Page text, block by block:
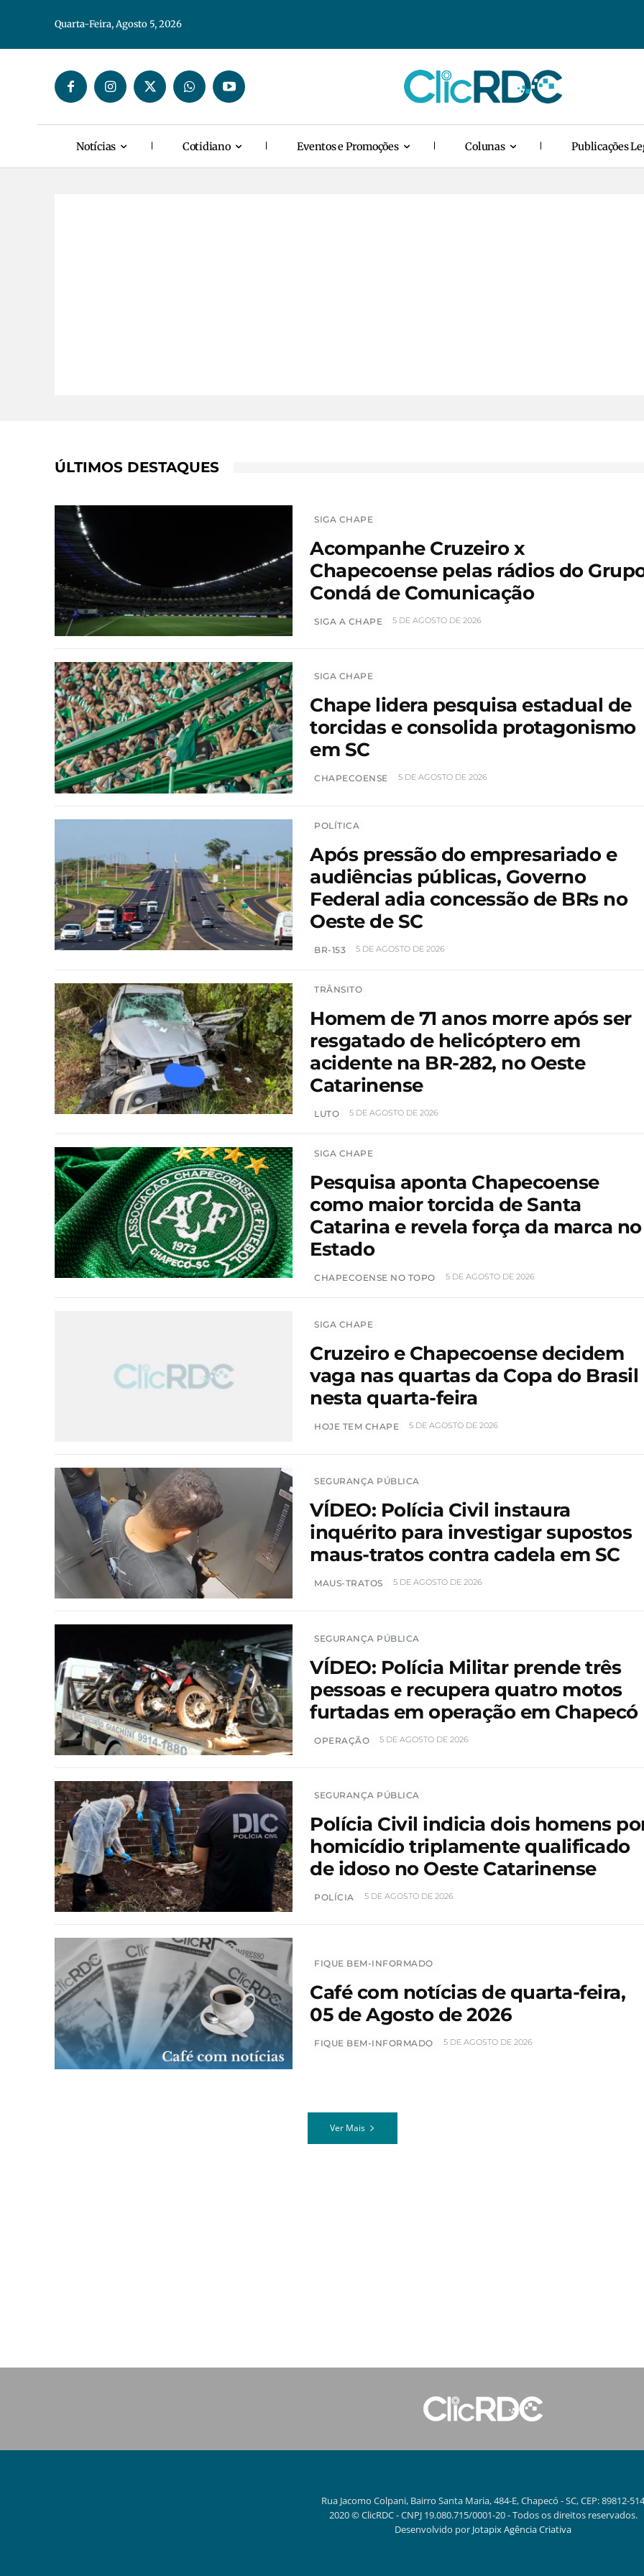
Quarta-Feira, Agosto 5, 2026
Notícias Cotidiano Eventos e Promoções Colunas Publicações
ÚLTIMOS DESTAQUES
SIGA CHAPE
Acompanhe Cruzeiro x
Chapecoense pelas rádios do
Condá de Comunicação
SIGA A CHAPE 5 DE AGOSTO DE 2026
SIGA CHAPE
Chape lidera pesquisa estadual de
torcidas e consolida protagonismo
em SC
CHAPECOENSE 5 DE AGOSTO DE 2026
POLÍTICA
Após pressão do empresariado e
audiências públicas, Governo
Federal adia concessão de BRs no
Oeste de SC
BR-153 5 DE AGOSTO DE 2026
TRÂNSITO
Homem de 71 anos morre após ser
resgatado de helicóptero em
acidente na BR-282, no Oeste
Catarinense
LUTO 5 DE AGOSTO DE 2026
SIGA CHAPE
Pesquisa aponta Chapecoense
como maior torcida de Santa
Catarina e revela força da marca no
Estado
CHAPECOENSE NO TOPO 5 DE AGOSTO DE 2026
SIGA CHAPE
Cruzeiro e Chapecoense decidem
vaga nas quartas da Copa do Brasil
nesta quarta-feira
HOJE TEM CHAPE 5 DE AGOSTO DE 2026
SEGURANÇA PÚBLICA
VÍDEO: Polícia Civil instaura
inquérito para investigar supostos
maus-tratos contra cadela em SC
MAUS-TRATOS 5 DE AGOSTO DE 2026
SEGURANÇA PÚBLICA
VÍDEO: Polícia Militar prende três
pessoas e recupera quatro motos
furtadas em operação em Chapecó
OPERAÇÃO 5 DE AGOSTO DE 2026
SEGURANÇA PÚBLICA
Polícia Civil indicia dois homens
homicídio triplamente qualificado
de idoso no Oeste Catarinense
POLÍCIA 5 DE AGOSTO DE 2026
FIQUE BEM-INFORMADO
Café com notícias de quarta-feira,
05 de Agosto de 2026
FIQUE BEM-INFORMADO 5 DE AGOSTO DE 2026
Ver Mais
Rua Jacomo Colpani, Bairro Santa Maria, 484-E, Chapecó - SC, CEP: 89812-514
2020 © ClicRDC - CNPJ 19.080.715/0001-20 - Todos os direitos reservados.
Desenvolvido por Jotapix Agência Criativa